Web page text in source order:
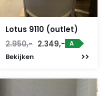
Lotus 9110 (outlet)
2.950,- Oorspronkelijke
2.349,- Huidige
A
Bekijken